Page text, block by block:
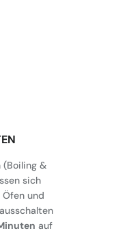
(Boiling &
sich
und
auf